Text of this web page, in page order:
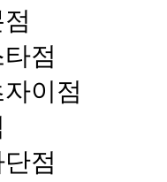
점
이점
점